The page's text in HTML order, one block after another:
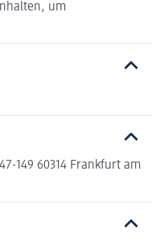
um
149 60314 Frankfurt am